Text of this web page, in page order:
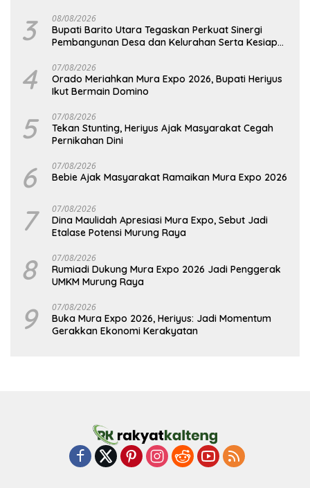
3 08/08/2026
Bupati Barito Utara Tegaskan Perkuat Sinergi
Pembangunan Desa dan Kelurahan Serta Kesiapan
4 07/08/2026
Orado Meriahkan Mura Expo 2026, Bupati Heriyus
Ikut Bermain Domino
5 07/08/2026
Tekan Stunting, Heriyus Ajak Masyarakat Cegah
Pernikahan Dini
6 07/08/2026
Bebie Ajak Masyarakat Ramaikan Mura Expo 2026
7 07/08/2026
Dina Maulidah Apresiasi Mura Expo, Sebut Jadi
Etalase Potensi Murung Raya
8 07/08/2026
Rumiadi Dukung Mura Expo 2026 Jadi Penggerak
UMKM Murung Raya
9 07/08/2026
Buka Mura Expo 2026, Heriyus: Jadi Momentum
Gerakkan Ekonomi Kerakyatan